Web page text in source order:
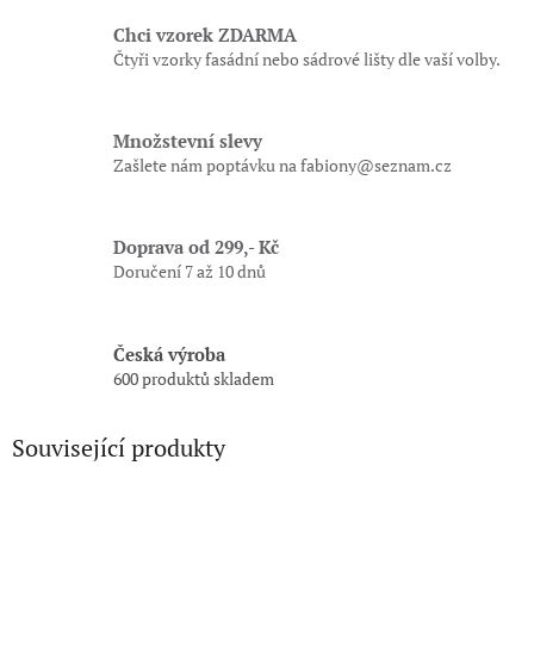
Chci vzorek ZDARMA
Čtyři vzorky fasádní nebo sádrové lišty dle vaší volby.
Množstevní slevy
Zašlete nám poptávku na fabiony@seznam.cz
Doprava od 299,- Kč
Doručení 7 až 10 dnů
Česká výroba
600 produktů skladem
Související produkty